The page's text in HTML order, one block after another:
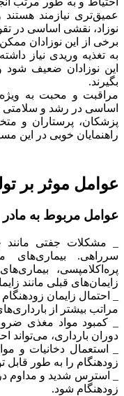
عمیق‌تری نیازمند
نوزاد، نقشی اساسی در
برخی از این نوزادان
به تغذیه وریدی نیاز
این نوزادان ضعیف شود
بگیرند.
مراقبت و محبت به
اساسی در رشد و سلامتی
پزشکان، پرستاران و
راهنمایان خوبی در این
عوامل موثر بر
عوامل مربوط به مادر
_ مشکلات جفتی
سرراهی. بیماری‌های
پره‌اکلامپسی،
زایمان‌های قبلی مانند
_ احتمال زایمان
مراتب بیشتر از
_ کمبود مواد مغذی
دوران بارداری، می‌تواند
_ استعمال دخانیات و
زودهنگام را به طور
_ استرس شدید و مداوم
زودهنگام شود.